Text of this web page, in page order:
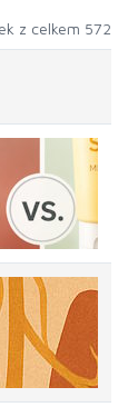
z celkem 572